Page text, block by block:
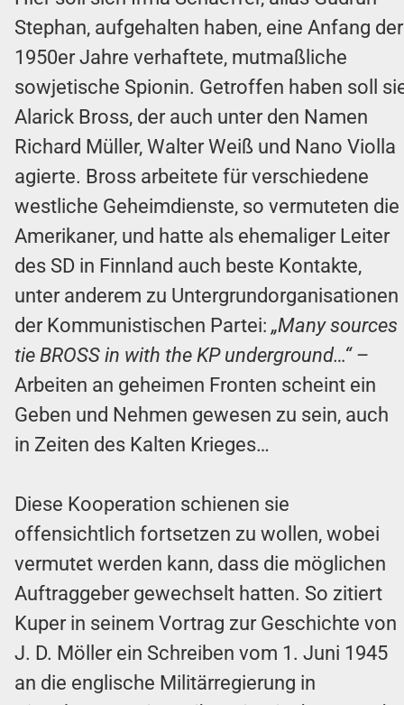
Stephan, aufgehalten haben, eine Anfang der
1950er Jahre verhaftete, mutmaßliche
sowjetische Spionin. Getroffen haben soll
Alarick Bross, der auch unter den Namen
Richard Müller, Walter Weiß und Nano Violla
agierte. Bross arbeitete für verschiedene
westliche Geheimdienste, so vermuteten die
Amerikaner, und hatte als ehemaliger Leiter
des SD in Finnland auch beste Kontakte,
unter anderem zu Untergrundorganisationen
der Kommunistischen Partei: „Many sources
tie BROSS in with the KP underground…“–
Arbeiten an geheimen Fronten scheint ein
Geben und Nehmen gewesen zu sein, auch
in Zeiten des Kalten Krieges…
Diese Kooperation schienen sie
offensichtlich fortsetzen zu wollen, wobei
vermutet werden kann, dass die möglichen
Auftraggeber gewechselt hatten. So zitiert
Kuper in seinem Vortrag zur Geschichte von
J. D. Möller ein Schreiben vom 1. Juni 1945
an die englische Militärregierung in